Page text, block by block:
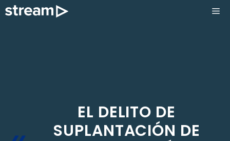
Saltar
EL DELITO DE
SUPLANTACIÓN DE